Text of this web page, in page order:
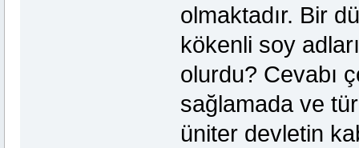
olmaktadır. Bir
kökenli soy
olurdu? Cevabı
sağlamada ve
üniter devletin